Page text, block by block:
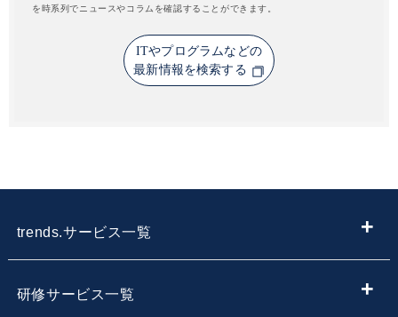
を時系列でニュースやコラムを確認することができます。
ITやプログラムなどの
最新情報を検索する
trends.サービス一覧
研修サービス一覧